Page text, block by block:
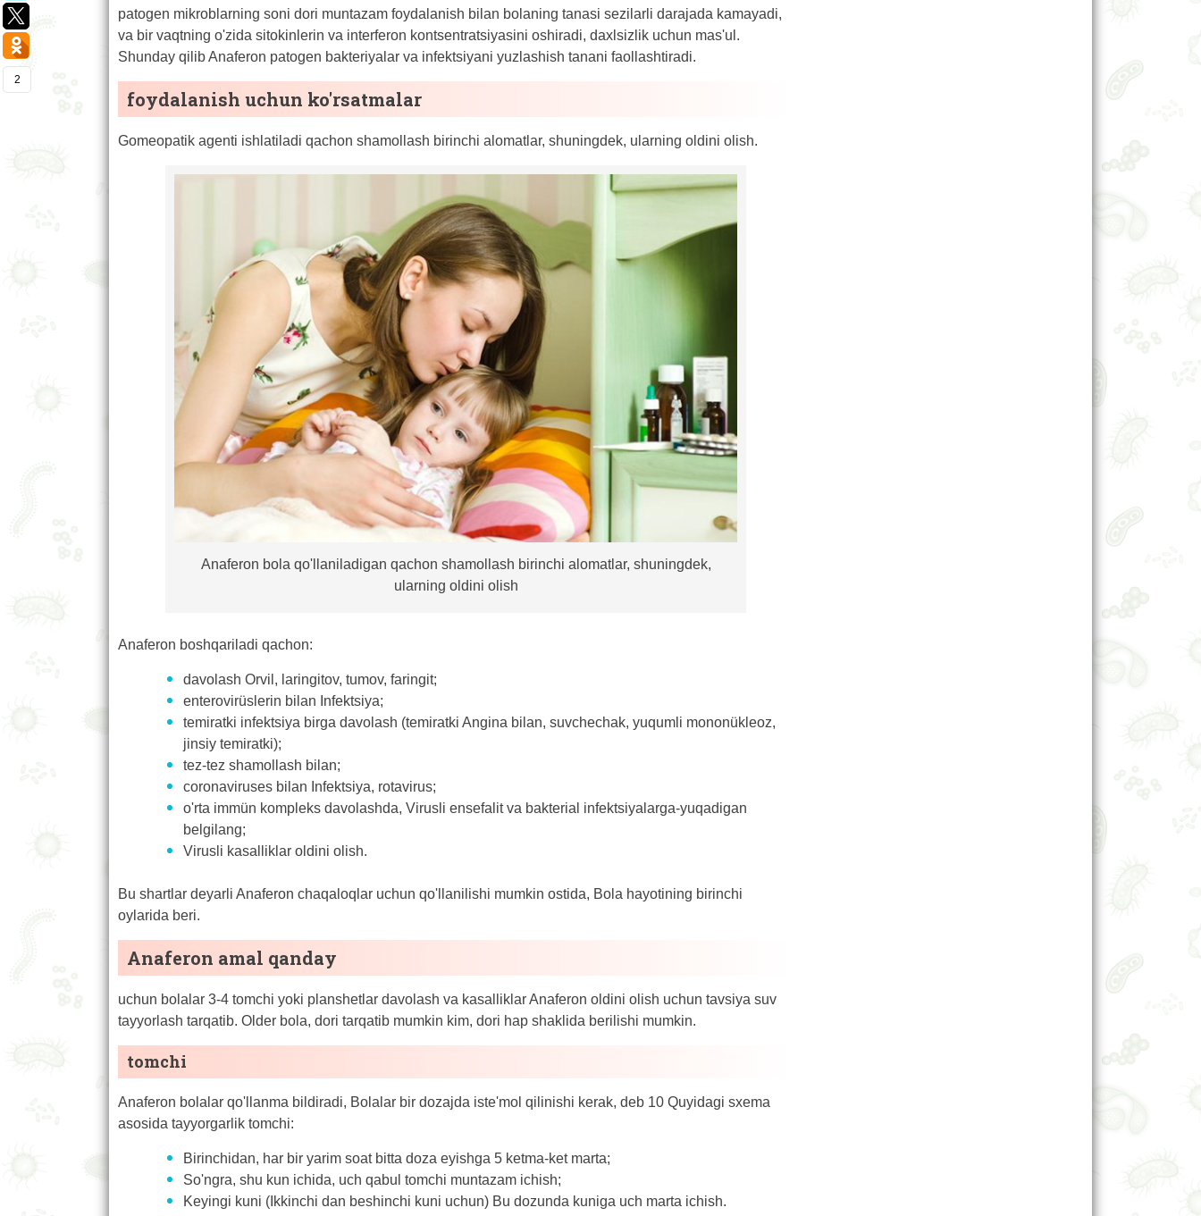
patogen mikroblarning soni dori muntazam foydalanish bilan bolaning tanasi sezilarli darajada kamayadi,
va bir vaqtning o'zida sitokinlerin va interferon kontsentratsiyasini oshiradi, daxlsizlik uchun mas'ul.
Shunday qilib Anaferon patogen bakteriyalar va infektsiyani yuzlashish tanani faollashtiradi.
foydalanish uchun ko'rsatmalar
Gomeopatik agenti ishlatiladi qachon shamollash birinchi alomatlar, shuningdek, ularning oldini olish.
Anaferon bola qo'llaniladigan qachon shamollash birinchi alomatlar, shuningdek,
ularning oldini olish
Anaferon boshqariladi qachon:
davolash Orvil, laringitov, tumov, faringit;
enterovirüslerin bilan Infektsiya;
temiratki infektsiya birga davolash (temiratki Angina bilan, suvchechak, yuqumli mononükleoz,
jinsiy temiratki);
tez-tez shamollash bilan;
coronaviruses bilan Infektsiya, rotavirus;
o'rta immün kompleks davolashda, Virusli ensefalit va bakterial infektsiyalarga-yuqadigan
belgilang;
Virusli kasalliklar oldini olish.
Bu shartlar deyarli Anaferon chaqaloqlar uchun qo'llanilishi mumkin ostida, Bola hayotining birinchi
oylarida beri.
Anaferon amal qanday
uchun bolalar 3-4 tomchi yoki planshetlar davolash va kasalliklar Anaferon oldini olish uchun tavsiya suv
tayyorlash tarqatib. Older bola, dori tarqatib mumkin kim, dori hap shaklida berilishi mumkin.
tomchi
Anaferon bolalar qo'llanma bildiradi, Bolalar bir dozajda iste'mol qilinishi kerak, deb 10 Quyidagi sxema
asosida tayyorgarlik tomchi:
Birinchidan, har bir yarim soat bitta doza eyishga 5 ketma-ket marta;
So'ngra, shu kun ichida, uch qabul tomchi muntazam ichish;
Keyingi kuni (Ikkinchi dan beshinchi kuni uchun) Bu dozunda kuniga uch marta ichish.
2